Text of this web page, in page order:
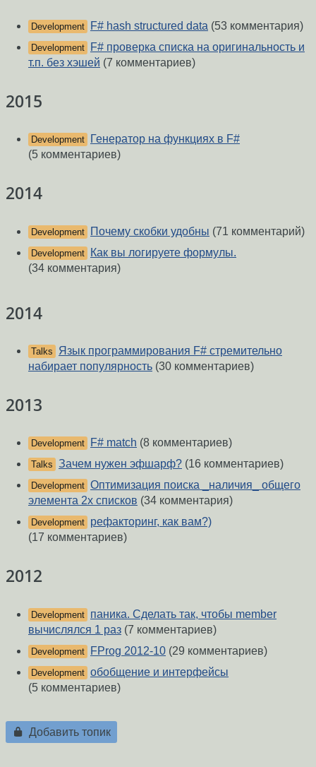
Development F# hash structured data (53 комментария)
Development
F# проверка списка на оригинальность и
т.п. без хэшей (7 комментариев)
2015
Development
Генератор на функциях в F#
(5 комментариев)
2014
Development Почему скобки удобны (71 комментарий)
Development
Как вы логируете формулы.
(34 комментария)
2014
Talks
Язык программирования F# стремительно
набирает популярность (30 комментариев)
2013
Development F# match (8 комментариев)
Talks Зачем нужен эфшарф? (16 комментариев)
Development Оптимизация поиска _наличия_ общего
элемента 2х списков (34 комментария)
Development рефакторинг, как вам?)
(17 комментариев)
2012
Development паника. Сделать так, чтобы member
вычислялся 1 раз (7 комментариев)
Development FProg 2012-10 (29 комментариев)
Development обобщение и интерфейсы
(5 комментариев)
Добавить топик